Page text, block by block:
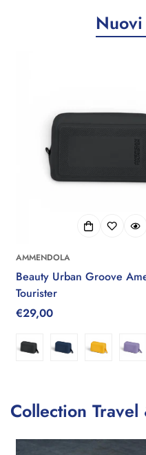
AMMENDOLA
Beauty Urban Groove
Tourister
Prezzo
€29,00
Collection Travel